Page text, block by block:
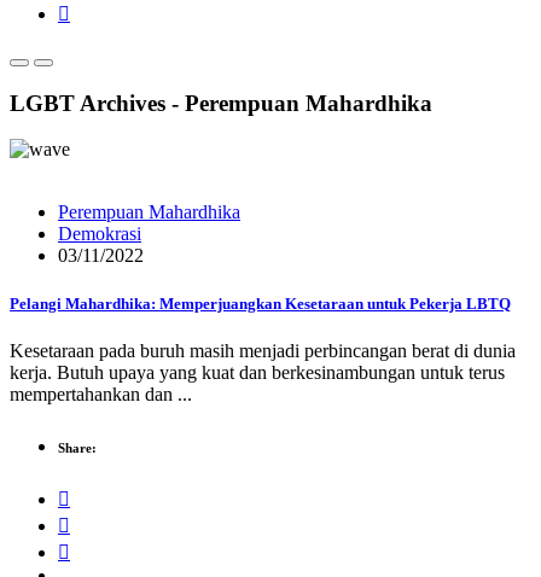
LGBT Archives - Perempuan Mahardhika
Perempuan Mahardhika
Demokrasi
03/11/2022
Pelangi Mahardhika: Memperjuangkan Kesetaraan untuk Pekerja LBTQ
Kesetaraan pada buruh masih menjadi perbincangan berat di dunia
kerja. Butuh upaya yang kuat dan berkesinambungan untuk terus
mempertahankan dan ...
Share: